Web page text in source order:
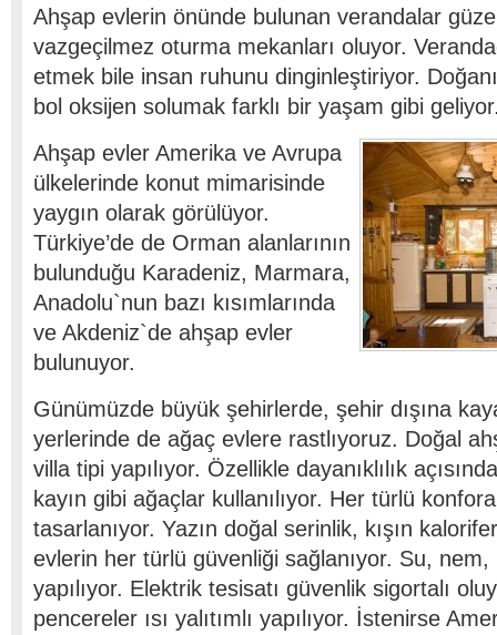
Ahşap evlerin önünde bulunan verandalar
vazgeçilmez oturma mekanları oluyor.
etmek bile insan ruhunu dinginleştiriyor.
bol oksijen solumak farklı bir yaşam gibi
Ahşap evler Amerika ve Avrupa
ülkelerinde konut mimarisinde
yaygın olarak görülüyor.
Türkiye’de de Orman alanlarının
bulunduğu Karadeniz, Marmara,
Anadolu`nun bazı kısımlarında
ve Akdeniz`de ahşap evler
bulunuyor.
Günümüzde büyük şehirlerde, şehir dışına
yerlerinde de ağaç evlere rastlıyoruz. Doğal
villa tipi yapılıyor. Özellikle dayanıklılık
kayın gibi ağaçlar kullanılıyor. Her türlü
tasarlanıyor. Yazın doğal serinlik, kışın
evlerin her türlü güvenliği sağlanıyor. Su, nem,
yapılıyor. Elektrik tesisatı güvenlik sigortalı
pencereler ısı yalıtımlı yapılıyor. İstenirse